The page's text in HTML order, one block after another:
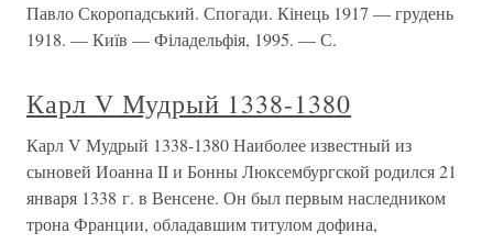
Павло Скоропадський. Спогади. Кінець 1917 — грудень
1918. — Київ — Філадельфія, 1995. — С.
Карл V Мудрый 1338-1380
Карл V Мудрый 1338-1380 Наиболее известный из
сыновей Иоанна II и Бонны Люксембургской родился 21
января 1338 г. в Венсене. Он был первым наследником
трона Франции, обладавшим титулом дофина,